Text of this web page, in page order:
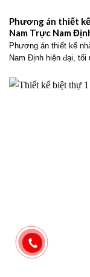
Phương án thiết
Nam Trực Nam
Phương án thiết kế
Nam Định hiện đại, tối